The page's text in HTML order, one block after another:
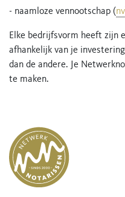
- naamloze vennootschap (nv
Elke bedrijfsvorm heeft zijn
afhankelijk van je
dan de andere. Je
te maken.